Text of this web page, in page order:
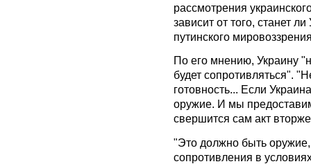
рассмотрения
зависит от того, станет
путинского
По его мнению, Украину
будет сопротивляться".
готовность... Если
оружие. И мы
свершится сам акт
"Это должно быть
сопротивления в